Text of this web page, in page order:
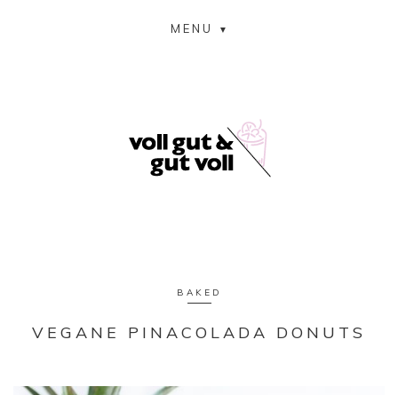
MENU
BAKED
VEGANE PINACOLADA DONUTS